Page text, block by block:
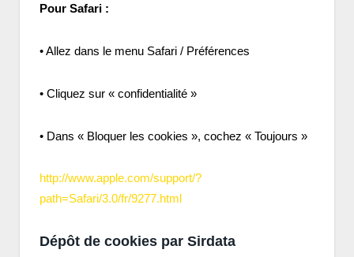
Pour Safari :
• Allez dans le menu Safari / Préférences
• Cliquez sur « confidentialité »
• Dans « Bloquer les cookies », cochez « Toujours »
http://www.apple.com/support/?
path=Safari/3.0/fr/9277.html
Dépôt de cookies par Sirdata